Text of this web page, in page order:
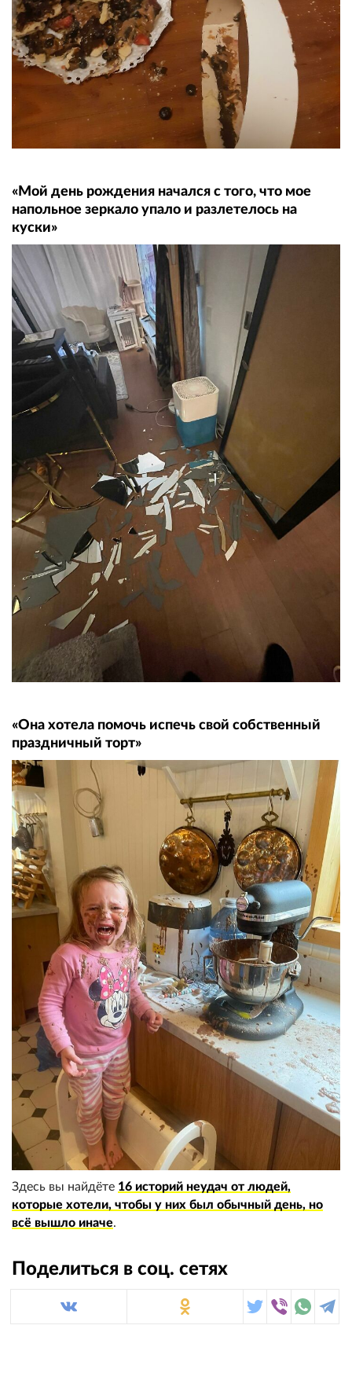
«Мой день рождения начался с того, что мое
напольное зеркало упало и разлетелось на
куски»
«Она хотела помочь испечь свой собственный
праздничный торт»
Здесь вы найдёте 16 историй неудач от людей,
которые хотели, чтобы у них был обычный день, но
всё вышло иначе.
Поделиться в соц. сетях